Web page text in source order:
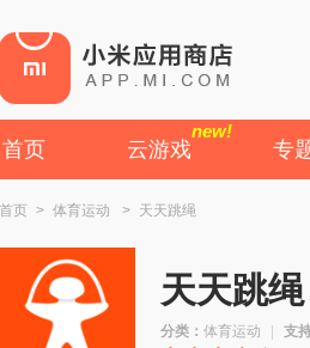
首页 云游戏
new!
专
首页 > 体育运动 > 天天跳绳
天天跳绳
分类： 体育运动 支